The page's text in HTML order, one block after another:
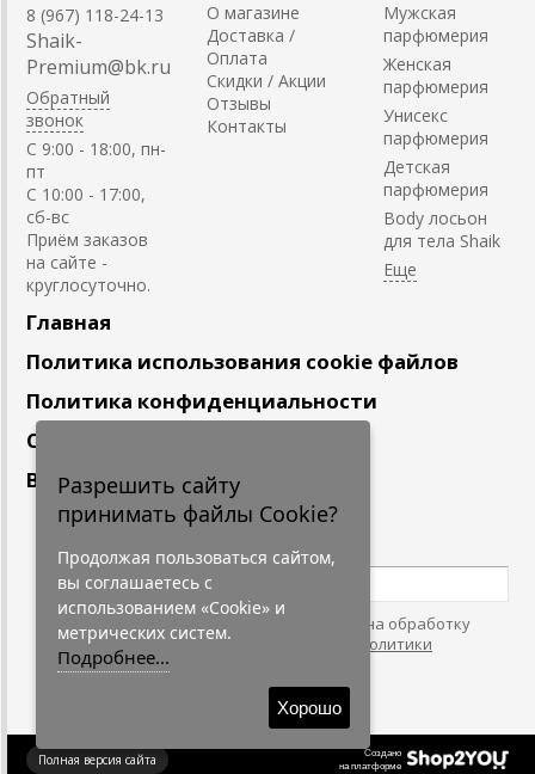
8 (967) 118-24-13
Shaik-
Premium@bk.ru
Обратный
звонок
C 9:00 - 18:00, пн-
пт
С 10:00 - 17:00,
сб-вс
Приём заказов
на сайте -
круглосуточно.
О магазине
Доставка /
Оплата
Скидки / Акции
Отзывы
Контакты
Мужская
парфюмерия
Женская
парфюмерия
Унисекс
парфюмерия
Детская
парфюмерия
Body лосьон
для тела Shaik
Главная
Политика использования cookie файлов
Политика конфиденциальности
Сотрудничество
Вакансии
Подпишитесь
Нажимая на кнопку, я даю согласие на обработку
персональных данных. С условиями
"Политики
Конфидециальности"
Создано
на платформе
Полная версия сайта
Разрешить сайту
принимать файлы Cookie?
Продолжая пользоваться сайтом,
вы соглашаетесь с
использованием «Cookie» и
метрических систем.
Подробнее...
Хорошо